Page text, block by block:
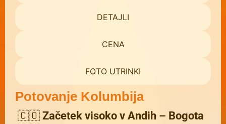
DETAJLI
CENA
FOTO UTRINKI
Potovanje Kolumbija
🇨🇴 Začetek visoko v Andih – Bogota